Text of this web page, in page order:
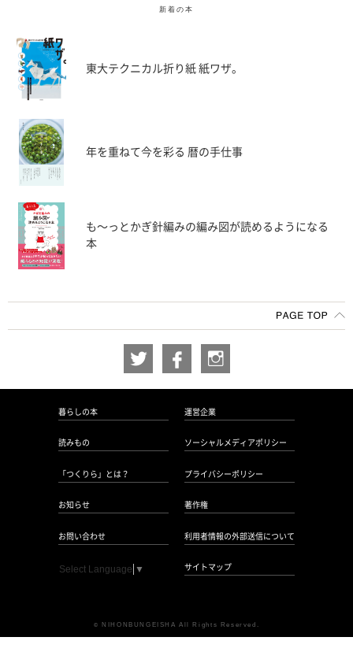
新着の本
東大テクニカル折り紙 紙ワザ。
年を重ねて今を彩る 暦の手仕事
も〜っとかぎ針編みの編み図が読めるようになる
本
暮らしの本
読みもの
「つくりら」とは？
お知らせ
お問い合わせ
運営企業
ソーシャルメディアポリシー
プライバシーポリシー
著作権
利用者情報の外部送信について
サイトマップ
Select Language ▼
© NIHONBUNGEISHA All Rights Reserved.